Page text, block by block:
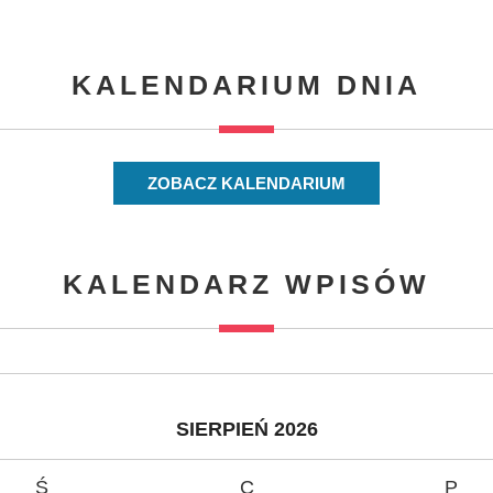
KALENDARIUM DNIA
ZOBACZ KALENDARIUM
KALENDARZ WPISÓW
SIERPIEŃ 2026
Ś C P